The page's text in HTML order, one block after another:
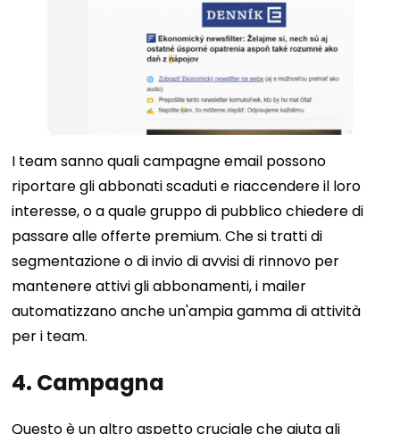
I team sanno quali campagne email possono
riportare gli abbonati scaduti e riaccendere il loro
interesse, o a quale gruppo di pubblico chiedere di
passare alle offerte premium. Che si tratti di
segmentazione o di invio di avvisi di rinnovo per
mantenere attivi gli abbonamenti, i mailer
automatizzano anche un'ampia gamma di attività
per i team.
4. Campagna
Questo è un altro aspetto cruciale che aiuta gli